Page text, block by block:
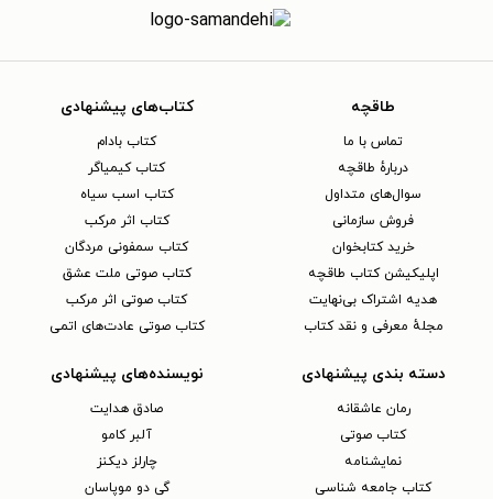
طاقچه
تماس با ما
دربارهٔ طاقچه
سوال‌های متداول
فروش سازمانی
خرید کتابخوان
اپلیکیشن کتاب طاقچه
هدیه اشتراک بی‌نهایت
مجلهٔ معرفی و نقد کتاب
کتاب‌های پیشنهادی
کتاب بادام
کتاب کیمیاگر
کتاب اسب سیاه
کتاب اثر مرکب
کتاب سمفونی مردگان
کتاب صوتی ملت عشق
کتاب صوتی اثر مرکب
کتاب صوتی عادت‌های اتمی
دسته بندی پیشنهادی
رمان عاشقانه
کتاب‌ صوتی
نمایشنامه
کتاب جامعه شناسی
نویسنده‌های پیشنهادی
صادق هدایت
آلبر کامو
چارلز دیکنز
گی دو موپاسان